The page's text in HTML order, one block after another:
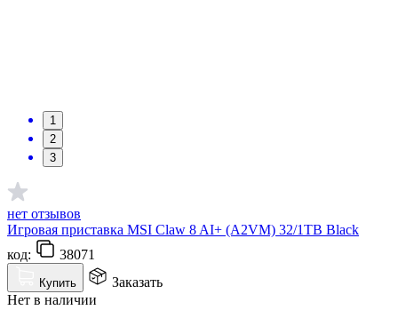
1
2
3
нет отзывов
Игровая приставка MSI Claw 8 AI+ (A2VM) 32/1TB Black
код:
38071
Купить
Заказать
Нет в наличии